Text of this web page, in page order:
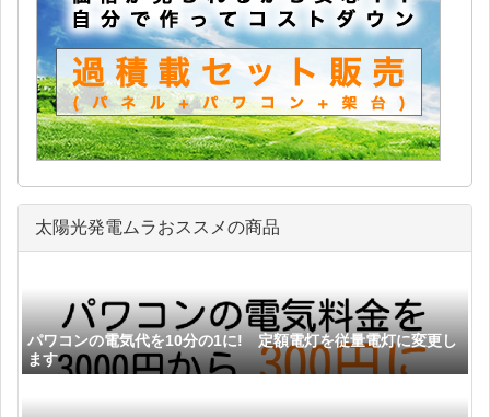
太陽光発電ムラおススメの商品
パワコンの電気代を10分の1に! 定額電灯を従量電灯に変更し
ます